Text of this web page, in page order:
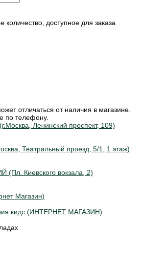
доступное для заказа
отличаться от наличия в магазине.
по телефону.
Ленинский проспект, 109)
Театральный проезд, 5/1, 1 этаж)
Киевского вокзала, 2)
Магазин)
кидс (ИНТЕРНЕТ МАГАЗИН)